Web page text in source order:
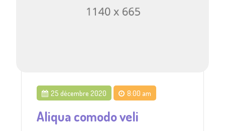
25 décembre 2020 8:00 am
Aliqua comodo veli